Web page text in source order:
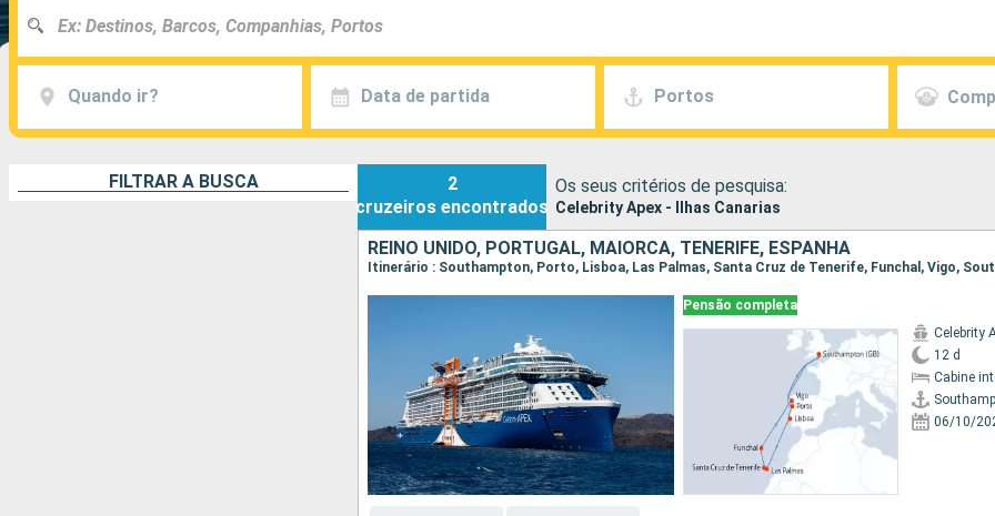
Quando ir? Data de partida Portos
FILTRAR A BUSCA
2
cruzeiros encontrados
Os seus critérios de pesquisa:
Celebrity Apex - Ilhas Canarias
REINO UNIDO, PORTUGAL, MAIORCA, TENERIFE, ESPANHA
Itinerário : Southampton, Porto, Lisboa, Las Palmas, Santa Cruz de Tenerife, Funchal, Vigo,
Pensão completa
Celebrity
12 d
Cabine
06/10/